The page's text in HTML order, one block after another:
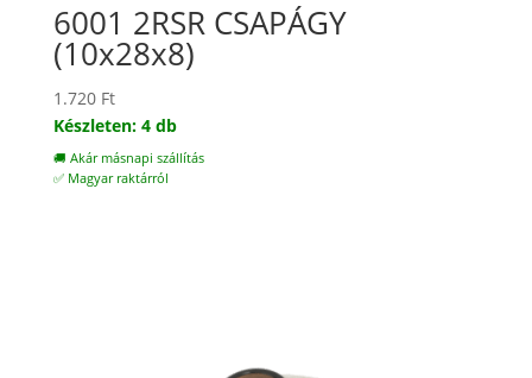
6001 2RSR CSAPÁGY
(10x28x8)
1.720 Ft
Készleten: 4 db
🚚 Akár másnapi szállítás
✅ Magyar raktárról